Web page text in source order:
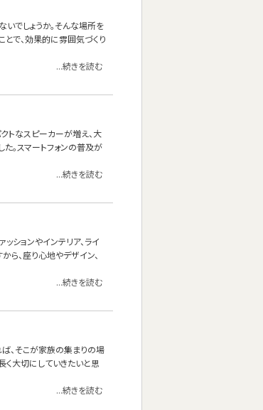
いでしょうか。そんな場所を
とで、効果的に雰囲気づくり
...続きを読む
トなスピーカーが増え、大
。スマートフォンの普及が
...続きを読む
ションやインテリア、ライ
ら、座り心地やデザイン、
...続きを読む
、そこが家族の集まりの場
く大切にしていきたいと思
...続きを読む